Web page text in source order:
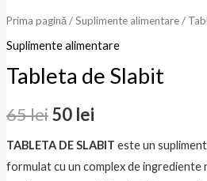
Prima pagină/Suplimente alimentare/
Suplimente alimentare
Tableta de Slabit
65lei
65 lei.
50 lei
TABLETA DE SLABIT este un
formulat cu un complex de